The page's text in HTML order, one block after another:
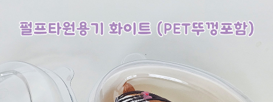
페이코 ID로
PAYCO 바로